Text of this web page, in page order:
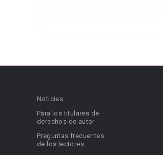
Noticias
Para los titulares de
derechos de autor
Preguntas frecuentes
de los lectores